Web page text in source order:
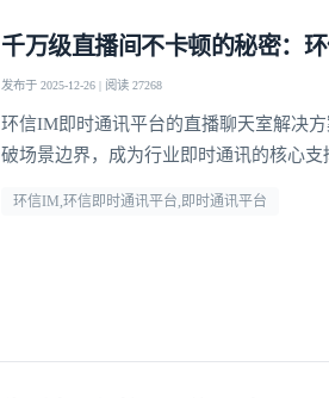
千万级直播间不卡顿的秘密：
发布于 2025-12-26 | 阅读 27268
环信IM即时通讯平台的直播聊天室解决
破场景边界，成为行业即时通讯的核心支
环信IM,环信即时通讯平台,即时通讯平台